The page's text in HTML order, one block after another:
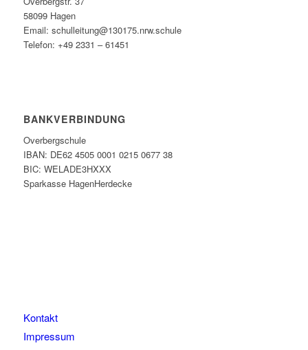
58099 Hagen
Email: schulleitung@130175.nrw.schule
Telefon: +49 2331 – 61451
BANKVERBINDUNG
Overbergschule
IBAN: DE62 4505 0001 0215 0677 38
BIC: WELADE3HXXX
Sparkasse HagenHerdecke
Kontakt
Impressum